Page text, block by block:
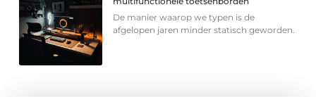
De manier waarop we typen is de
afgelopen jaren minder statisch geworden.